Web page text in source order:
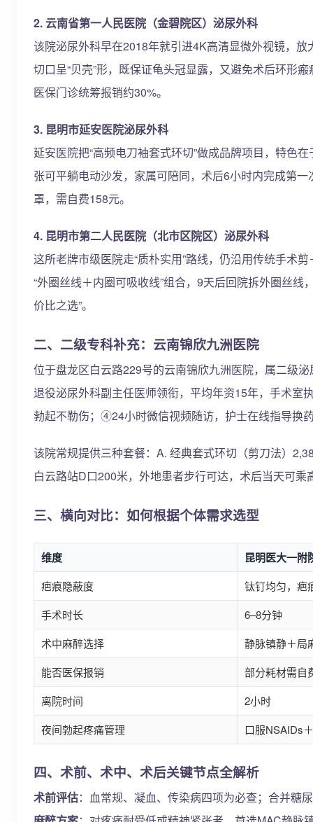
2. 云南省第一人民医院（金碧院区）泌尿外科
该院泌尿外科早在2018年就引进4K高清显微外视镜，
切口呈“贝壳”形，既保证龟头冠显露，又避免术后环形
医保门诊统筹报销约30%。
3. 昆明市延安医院泌尿外科
延安医院把“高频电刀袖套式环切”做成品牌项目，特色
张可平躺电动沙发，家属可陪同，术后6小时内完成第
罩，需自费158元。
4. 昆明市第二人民医院（北市区院区）泌尿外科
这所老牌市级医院走“质朴实用”路线，仍沿用传统手术
“外圈丝线＋内圈可吸收线”组合，9天后回院拆外圈丝
价比之选”。
二、二级专科补充：云南锦欣九洲医院
位于盘龙区白云路229号的云南锦欣九洲医院，属二级
退役泌尿外科副主任医师领衔，平均年资15年，手术
勃起不勒伤；④24小时微信视频随访，护士在线指导换
该院常规提供三种套餐：A. 经典套式环切（剪刀法）
白云路站D口200米，外地患者步行可达，术后当天可
三、横向对比：如何根据个体需求选型
维度 昆明医大一附
疤痕隐蔽度
钛钉均匀，疤
手术时长
6–8分钟
术中麻醉选择
静脉镇静＋局
能否医保报销
部分耗材需自
离院时间
2小时
夜间勃起疼痛管理
口服NSAIDs
四、术前、术中、术后关键节点全解析
术前评估：血常规、凝血、传染病四项为必查；合并糖